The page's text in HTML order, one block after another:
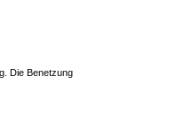
Die Benetzung